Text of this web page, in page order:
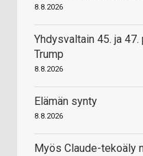
8.8.2026
Yhdysvaltain 45. ja
Trump
8.8.2026
Elämän synty
8.8.2026
Myös Claude-tekoäly